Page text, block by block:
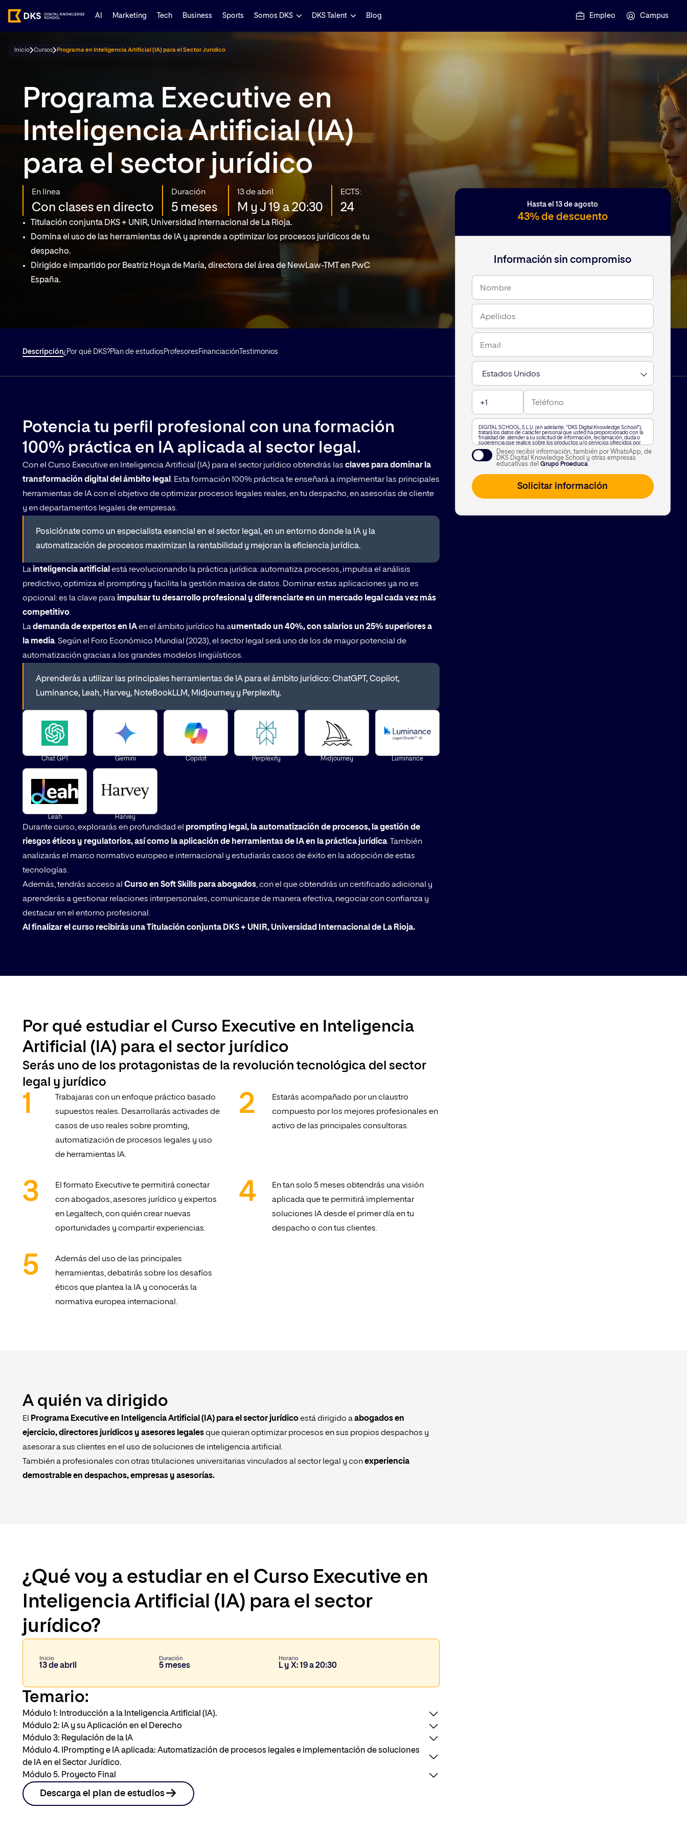
AI Marketing Tech Business Sports Somos DKS DKS Talent Blog Empleo Campus
Inicio Cursos Programa en Inteligencia Artificial (IA) para el Sector Jurídico
Programa Executive en
Inteligencia Artificial (IA)
para el sector jurídico
En línea
Con clases en directo
Duración
5 meses
13 de abril
M y J 19 a 20:30
ECTS:
24
Titulación conjunta DKS + UNIR, Universidad Internacional de La Rioja.
Domina el uso de las herramientas de IA y aprende a optimizar los procesos jurídicos de tu
despacho.
Dirigido e impartido por Beatriz Hoya de María, directora del área de NewLaw-TMT en PwC
España.
Descripción¿Por qué DKS?Plan de estudios Profesores Financiación Testimonios
Potencia tu perfil profesional con una formación
100% práctica en IA aplicada al sector legal.
Con el Curso Executive en Inteligencia Artificial (IA) para el sector jurídico obtendrás las claves para dominar la
transformación digital del ámbito legal. Esta formación 100% práctica te enseñará a implementar las principales
herramientas de IA con el objetivo de optimizar procesos legales reales, en tu despacho, en asesorías de cliente
y en departamentos legales de empresas.
Posiciónate como un especialista esencial en el sector legal, en un entorno donde la IA y la
automatización de procesos maximizan la rentabilidad y mejoran la eficiencia jurídica.
La inteligencia artificialestá revolucionando la práctica jurídica: automatiza procesos, impulsa el análisis
predictivo, optimiza el prompting y facilita la gestión masiva de datos. Dominar estas aplicaciones ya no es
opcional: es la clave para impulsar tu desarrollo profesional y diferenciarte en un mercado legal cada vez más
competitivo.
Lademanda de expertos en IAen el ámbito jurídico ha aumentado un 40%, con salarios un 25% superiores a
la media. Según el Foro Económico Mundial (2023), el sector legal será uno de los de mayor potencial de
automatización gracias a los grandes modelos lingüísticos.
Aprenderás a utilizar las principales herramientas de IA para el ámbito jurídico: ChatGPT, Copilot,
Luminance, Leah, Harvey, NoteBookLLM, Midjourney y Perplexity.
Chat GPT Gemini Copilot Perplexity Midjourney Luminance
Leah Harvey
Durante curso, explorarás en profundidad el prompting legal, la automatización de procesos, la gestión de
riesgos éticos y regulatorios, así como la aplicación de herramientas de IA en la práctica jurídica. También
analizarás el marco normativo europeo e internacional y estudiarás casos de éxito en la adopción de estas
tecnologías.
Además, tendrás acceso al Curso en Soft Skills para abogados, con el que obtendrás un certificado adicional y
aprenderás a gestionar relaciones interpersonales, comunicarse de manera efectiva, negociar con confianza y
destacar en el entorno profesional.
Al finalizar el curso recibirás una Titulación conjunta DKS + UNIR, Universidad Internacional de La Rioja.
Por qué estudiar el Curso Executive en Inteligencia
Artificial (IA) para el sector jurídico
Serás uno de los protagonistas de la revolución tecnológica del sector
legal y jurídico
Trabajaras con un enfoque práctico basado
supuestos reales. Desarrollarás activades de
casos de uso reales sobre promting,
automatización de procesos legales y uso
de herramientas IA.
Estarás acompañado por un claustro
compuesto por los mejores profesionales en
activo de las principales consultoras.
El formato Executive te permitirá conectar
con abogados, asesores jurídico y expertos
en Legaltech, con quién crear nuevas
oportunidades y compartir experiencias.
En tan solo 5 meses obtendrás una visión
aplicada que te permitirá implementar
soluciones IA desde el primer día en tu
despacho o con tus clientes.
Además del uso de las principales
herramientas, debatirás sobre los desafíos
éticos que plantea la IA y conocerás la
normativa europea internacional.
A quién va dirigido
El Programa Executive en Inteligencia Artificial (IA) para el sector jurídicoestá dirigido aabogados en
ejercicio, directores jurídicos y asesores legalesque quieran optimizar procesos en sus propios despachos y
asesorar a sus clientes en el uso de soluciones de inteligencia artificial.
También a profesionales con otras titulaciones universitarias vinculados al sector legal y conexperiencia
demostrable en despachos, empresas y asesorías.
¿Qué voy a estudiar en el Curso Executive en
Inteligencia Artificial (IA) para el sector
jurídico?
Inicio
13 de abril
Duración
5 meses
Horario
L y X: 19 a 20:30
Temario:
Módulo 1: Introducción a la Inteligencia Artificial (IA).
Módulo 2: IA y su Aplicación en el Derecho
Módulo 3: Regulación de la IA
Módulo 4. IPrompting e IA aplicada: Automatización de procesos legales e implementación de soluciones
de IA en el Sector Jurídico.
Módulo 5. Proyecto Final
Descarga el plan de estudios
Hasta el 13 de agosto
43% de descuento
Información sin compromiso
DIGITAL SCHOOL, S.L.U. (en adelante, "DKS Digital Knowledge School"),
tratará los datos de carácter personal que usted ha proporcionado con la
finalidad de: atender a su solicitud de información, reclamación, duda o
sugerencia que realice sobre los productos y/o servicios ofrecidos por
DKS Digital Knowledge School, incluido por vía telefónica, o a través de
WhatsApp,, así como para mantenerle informado de nuestra actividad.
A su vez, le informamos que vamos a realizar un perfilado de sus datos de
carácter personal para poderle enviar información personalizada en
función de sus intereses. Puede consultar información adicional
Usted podrá revocar el consentimiento otorgado, así como ejercitar los
2016/679, mediante solicitud dirigida en Calle García Martín 21, 28224
desea, puede consultar información adicional y detallada sobre
Deseo recibir información, también por WhatsApp, de
DKS Digital Knowledge School y otras empresas
educativas del Grupo Proeduca.